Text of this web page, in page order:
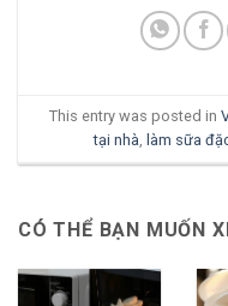
This entry was posted in
tại nhà
làm sữa
CÓ THỂ BẠN MUỐN